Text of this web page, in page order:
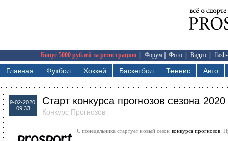
Бонус 5000 рублей за регистрацию Форум Фото Видео
Главная Футбол Хоккей Баскетбол Теннис Авто
9-02-2020,
09:33
Старт конкурса прогнозов сезона 2020
Конкурс Прогнозов
С понедельника стартует новый сезон конкурса прогнозов .